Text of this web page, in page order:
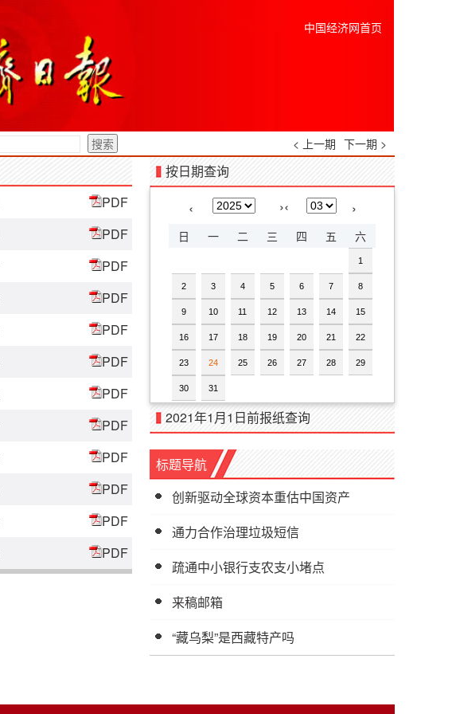
中国经济网首页
< 上一期 下一期 >
PDF
PDF
PDF
PDF
PDF
PDF
PDF
PDF
PDF
PDF
PDF
PDF
按日期查询
‹ ›‹ ›
日 一 二 三 四 五 六
1
2 3 4 5 6 7 8
9 10 11 12 13 14 15
16 17 18 19 20 21 22
23 24 25 26 27 28 29
30 31
2021年1月1日前报纸查询
标题导航
创新驱动全球资本重估中国资产
通力合作治理垃圾短信
疏通中小银行支农支小堵点
来稿邮箱
“藏乌梨”是西藏特产吗